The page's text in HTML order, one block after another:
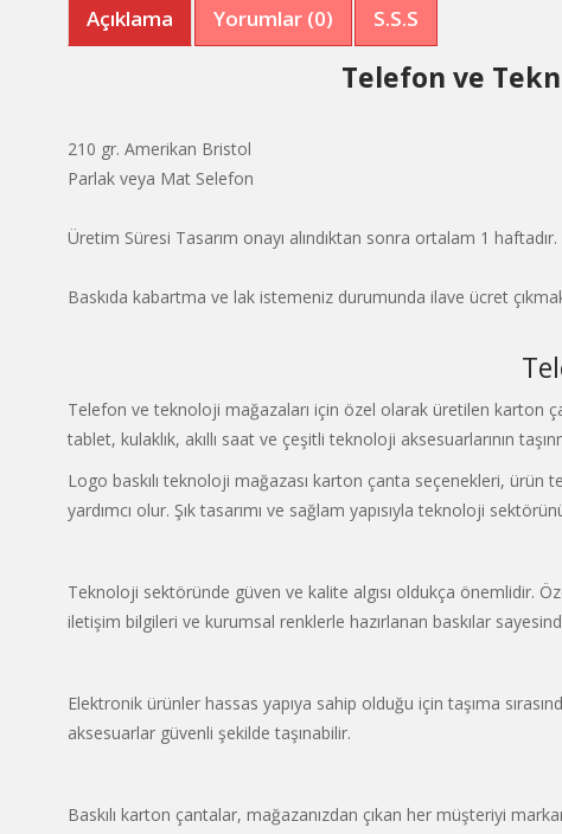
Açıklama Yorumlar (0) S.S.S
Telefon ve
210 gr. Amerikan Bristol
Parlak veya Mat Selefon
Üretim Süresi Tasarım onayı alındıktan sonra ortalam 1 haftadır.
Baskıda kabartma ve lak istemeniz durumunda ilave ücret
Telefon ve teknoloji mağazaları için özel olarak üretilen karton
tablet, kulaklık, akıllı saat ve çeşitli teknoloji aksesuarlarının
Logo baskılı teknoloji mağazası karton çanta seçenekleri, ürün
yardımcı olur. Şık tasarımı ve sağlam yapısıyla teknoloji
Teknoloji sektöründe güven ve kalite algısı oldukça önemlidir.
iletişim bilgileri ve kurumsal renklerle hazırlanan baskılar
Elektronik ürünler hassas yapıya sahip olduğu için taşıma
aksesuarlar güvenli şekilde taşınabilir.
Baskılı karton çantalar, mağazanızdan çıkan her müşteriyi